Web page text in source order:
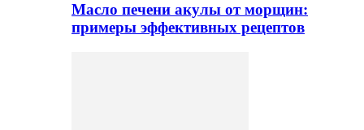
Масло печени акулы от морщин:
примеры эффективных рецептов